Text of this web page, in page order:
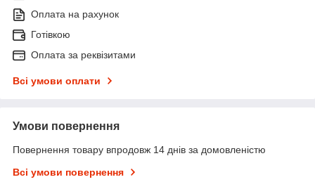
Оплата на рахунок
Готівкою
Оплата за реквізитами
Всі умови оплати
Умови повернення
Повернення товару впродовж 14 днів за домовленістю
Всі умови повернення